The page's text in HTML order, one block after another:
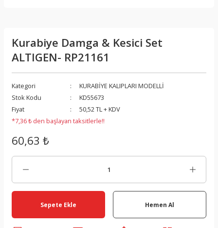
Kurabiye Damga & Kesici Set
ALTIGEN- RP21161
Kategori
KURABİYE KALIPLARI MODELLİ
Stok Kodu
KD55673
Fiyat
50,52 TL + KDV
*7,36 ₺ den başlayan taksitlerle!!
60,63 ₺
Sepete Ekle Hemen Al